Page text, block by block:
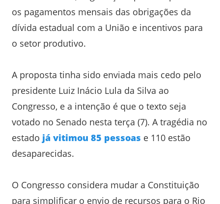
os pagamentos mensais das obrigações da
dívida estadual com a União e incentivos para
o setor produtivo.
A proposta tinha sido enviada mais cedo pelo
presidente Luiz Inácio Lula da Silva ao
Congresso, e a intenção é que o texto seja
votado no Senado nesta terça (7). A tragédia no
estado já vitimou 85 pessoas e 110 estão
desaparecidas.
O Congresso considera mudar a Constituição
para simplificar o envio de recursos para o Rio